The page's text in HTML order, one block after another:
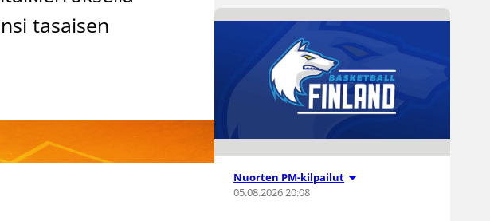
tasaisen
Nuorten PM-kilpailut
05.08.2026 20:08